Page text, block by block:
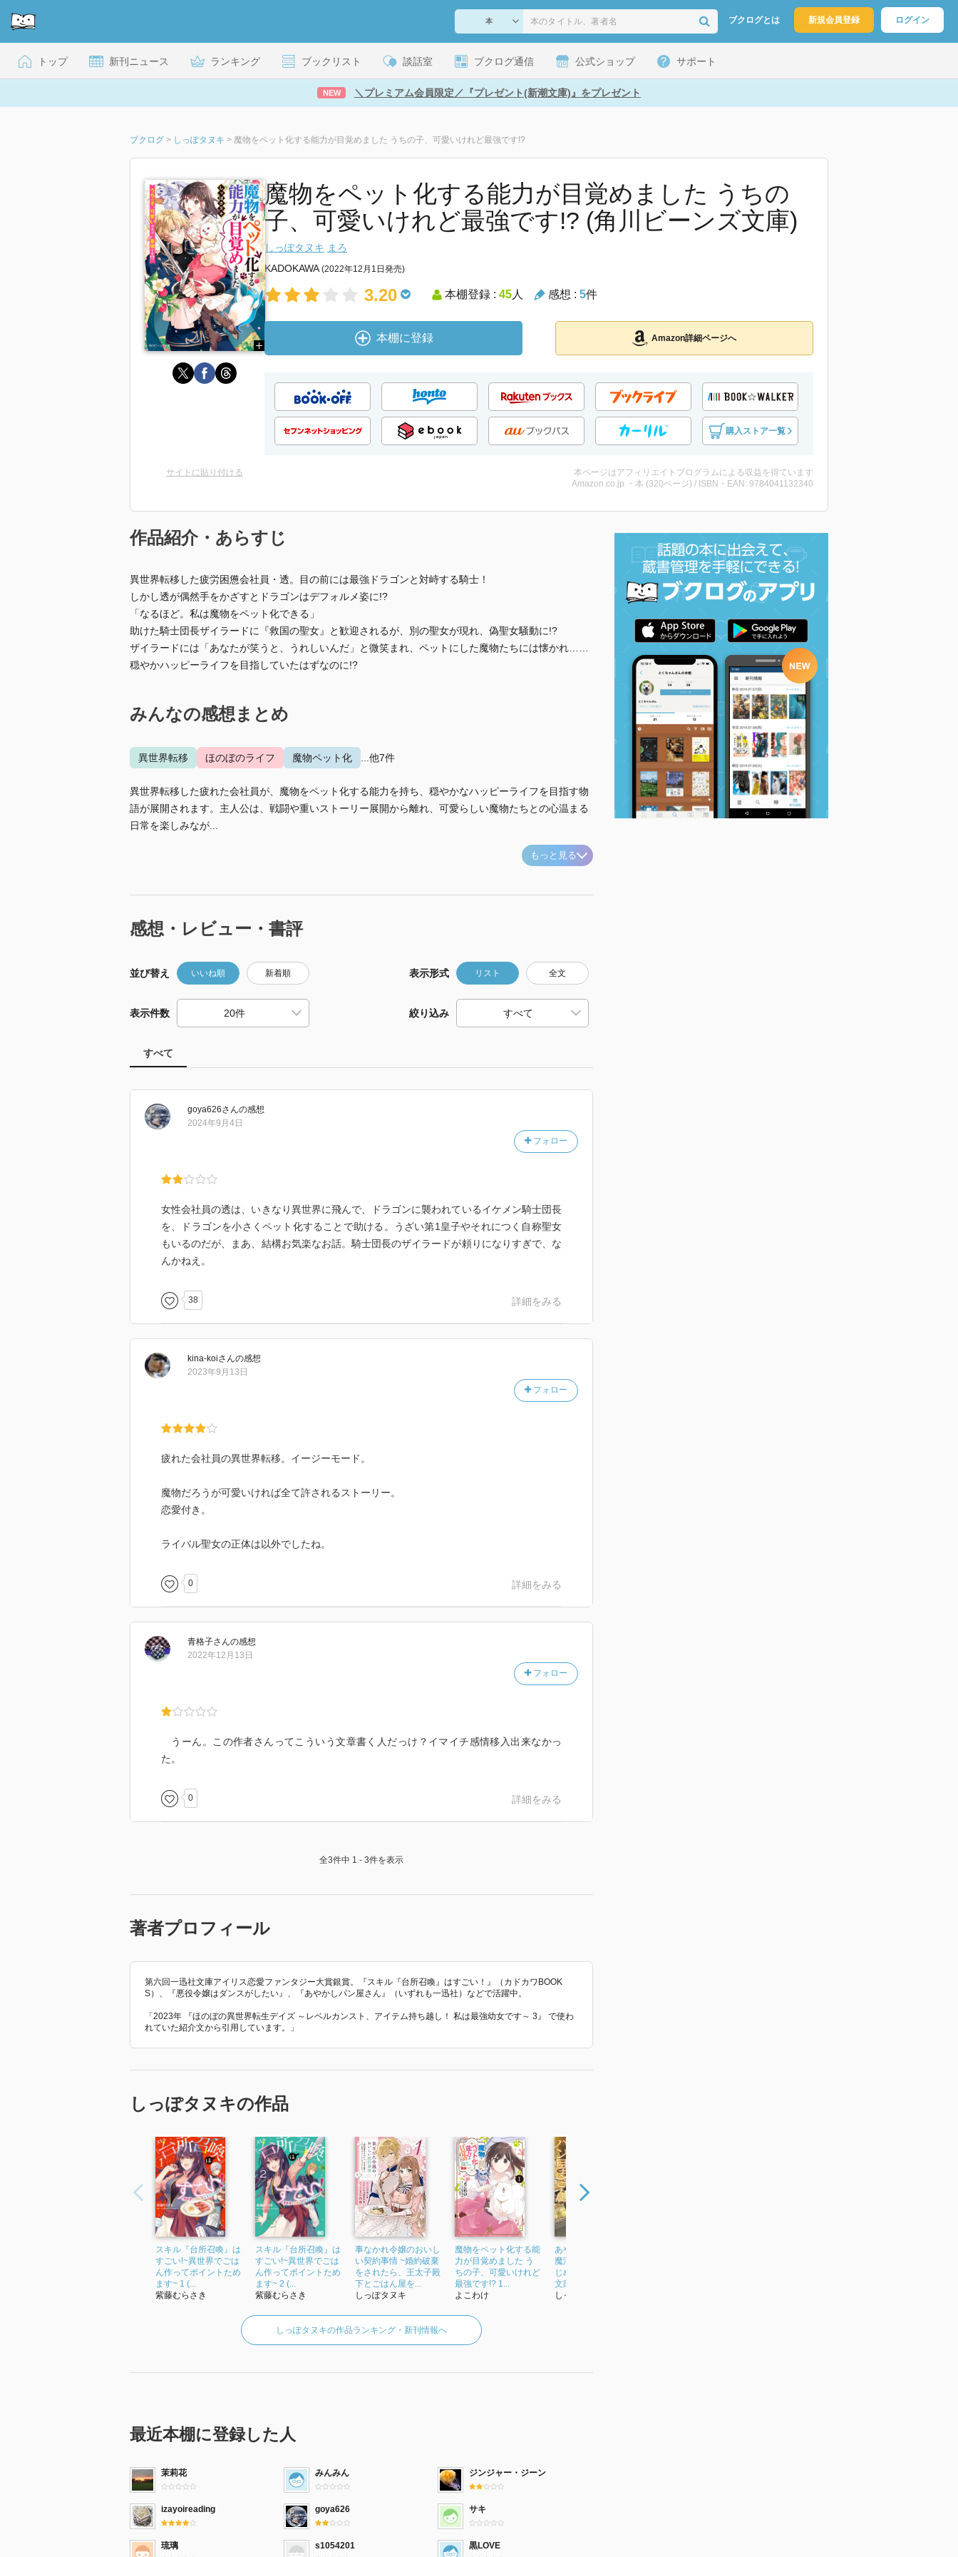
ブクログとは 新規会員登録 ログイン
トップ 新刊ニュース ランキング ブックリスト 談話室 ブクログ通信 公式ショップ サポート
NEW ＼プレミアム会員限定／『プレゼント(新潮文庫)』をプレゼント
ブクログ > しっぽタヌキ > 魔物をペット化する能力が目覚めました うちの子、可愛いけれど最強です!?
魔物をペット化する能力が目覚めました うちの
子、可愛いけれど最強です!? (角川ビーンズ文庫)
しっぽタヌキ まろ
KADOKAWA(2022年12月1日発売)
3.20 本棚登録 : 45人 感想 : 5件
本棚に登録 Amazon詳細ページへ
購入ストア一覧
サイトに貼り付ける
本ページはアフィリエイトプログラムによる収益を得ています
Amazon.co.jp ・本 (320ページ) / ISBN・EAN: 9784041132340
作品紹介・あらすじ
異世界転移した疲労困憊会社員・透。目の前には最強ドラゴンと対峙する騎士！
しかし透が偶然手をかざすとドラゴンはデフォルメ姿に!?
「なるほど。私は魔物をペット化できる」
助けた騎士団長ザイラードに『救国の聖女』と歓迎されるが、別の聖女が現れ、偽聖女騒動に!?
ザイラードには「あなたが笑うと、うれしいんだ」と微笑まれ、ペットにした魔物たちには懐かれ……
穏やかハッピーライフを目指していたはずなのに!?
みんなの感想まとめ
異世界転移 ほのぼのライフ 魔物ペット化 ...他7件
異世界転移した疲れた会社員が、魔物をペット化する能力を持ち、穏やかなハッピーライフを目指す物
語が展開されます。主人公は、戦闘や重いストーリー展開から離れ、可愛らしい魔物たちとの心温まる
日常を楽しみなが...
もっと見る
感想・レビュー・書評
並び替え いいね順 新着順 表示形式 リスト 全文
表示件数 絞り込み
すべて
goya626さんの感想
フォロー
2024年9月4日
女性会社員の透は、いきなり異世界に飛んで、ドラゴンに襲われているイケメン騎士団長
を、ドラゴンを小さくペット化することで助ける。うざい第1皇子やそれにつく自称聖女
もいるのだが、まあ、結構お気楽なお話。騎士団長のザイラードが頼りになりすぎで、な
んかねえ。
38 詳細をみる
kina-koiさんの感想
フォロー
2023年9月13日
疲れた会社員の異世界転移。イージーモード。
魔物だろうが可愛いければ全て許されるストーリー。
恋愛付き。
ライバル聖女の正体は以外でしたね。
0 詳細をみる
青格子さんの感想
フォロー
2022年12月13日
うーん。この作者さんってこういう文章書く人だっけ？イマイチ感情移入出来なかっ
た。
0 詳細をみる
全3件中 1 - 3件を表示
著者プロフィール
第六回一迅社文庫アイリス恋愛ファンタジー大賞銀賞。『スキル『台所召喚』はすごい！』（カドカワBOOK
S）、『悪役令嬢はダンスがしたい』、『あやかしパン屋さん』（いずれも一迅社）などで活躍中。
「2023年 『ほのぼの異世界転生デイズ ～レベルカンスト、アイテム持ち越し！ 私は最強幼女です～ 3』 で使わ
れていた紹介文から引用しています。」
しっぽタヌキの作品
スキル『台所召喚』は
すごい!~異世界でごは
ん作ってポイントため
ます~ 1 (...
紫藤むらさき
スキル『台所召喚』は
すごい!~異世界でごは
ん作ってポイントため
ます~ 2 (...
紫藤むらさき
事なかれ令嬢のおいし
い契約事情 ~婚約破棄
をされたら、王太子殿
下とごはん屋を...
しっぽタヌキ
魔物をペット化する能
力が目覚めました う
ちの子、可愛いけれど
最強です!? 1...
よこわけ
あやかしパン屋さん ~
魔法のサンドイッチは
じめました~ (メゾン
文庫)
しっぽタヌキ
しっぽタヌキの作品ランキング・新刊情報へ
最近本棚に登録した人
茉莉花 みんみん ジンジャー・ジーン
izayoireading goya626 サキ
琉璃 s1054201 黒LOVE